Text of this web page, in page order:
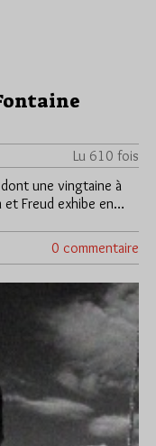
Lu 610 fois
une vingtaine à
et Freud exhibe en…
0 commentaire